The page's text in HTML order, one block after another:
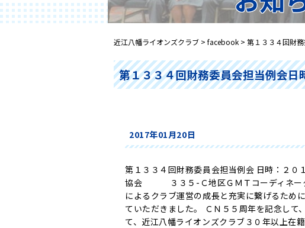
近江八幡ライオンズクラブ > facebook > 第１３３４回財
第１３３４回財務委員会担当例会
2017年01月20日
第１３３４回財務委員会担当例会 日時：２
協会 ３３５-Ｃ地区ＧＭＴコーディネ
によるクラブ運営の成長と充実に繋げるため
ていただきました。 ＣＮ５５周年を記念して
て、近江八幡ライオンズクラブ３０年以上在